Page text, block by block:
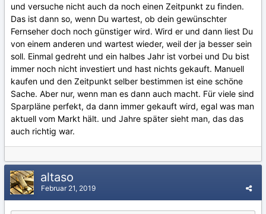
und versuche nicht auch da noch einen Zeitpunkt zu finden.
Das ist dann so, wenn Du wartest, ob dein gewünschter
Fernseher doch noch günstiger wird. Wird er und dann liest Du
von einem anderen und wartest wieder, weil der ja besser sein
soll. Einmal gedreht und ein halbes Jahr ist vorbei und Du bist
immer noch nicht investiert und hast nichts gekauft. Manuell
kaufen und den Zeitpunkt selber bestimmen ist eine schöne
Sache. Aber nur, wenn man es dann auch macht. Für viele sind
Sparpläne perfekt, da dann immer gekauft wird, egal was man
aktuell vom Markt hält. und Jahre später sieht man, das das
auch richtig war.
altaso
Februar 21, 2019